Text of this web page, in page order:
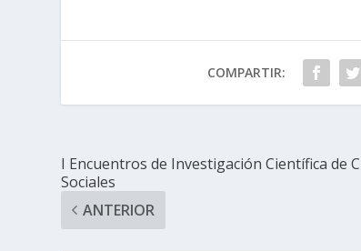
COMPARTIR:
I Encuentros de Investigación Científica de
Sociales
ANTERIOR